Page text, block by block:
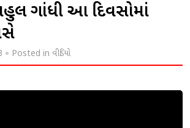
ગાંધી આ દિવસોમાં
Posted in વીડિયો